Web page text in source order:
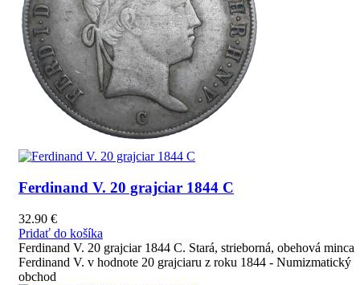
Ferdinand V. 20 grajciar 1844 C
32.90 €
Pridať do košíka
Ferdinand V. 20 grajciar 1844 C. Stará, strieborná, obehová minca
Ferdinand V. v hodnote 20 grajciaru z roku 1844 - Numizmatický
obchod